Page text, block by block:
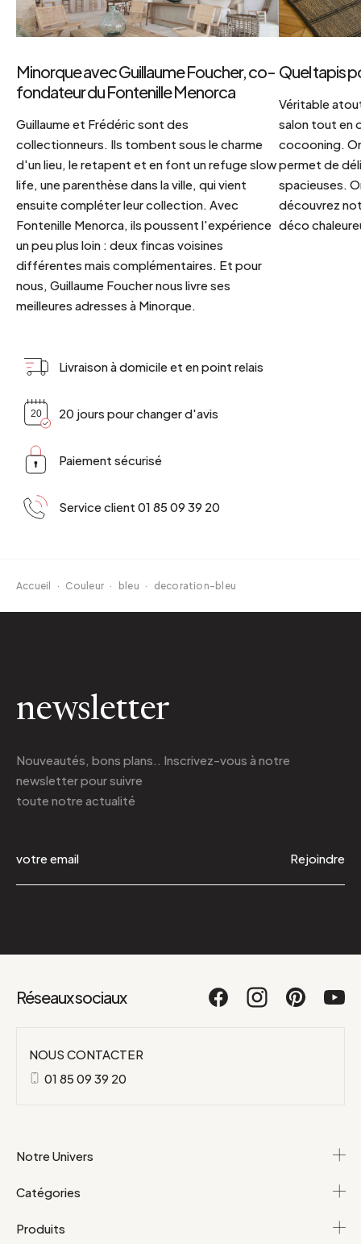
Minorque avec Guillaume Foucher, co-
fondateur du Fontenille Menorca
Guillaume et Frédéric sont des
collectionneurs. Ils tombent sous le charme
d'un lieu, le retapent et en font un refuge slow
life, une parenthèse dans la ville, qui vient
ensuite compléter leur collection. Avec
Fontenille Menorca, ils poussent l'expérience
un peu plus loin : deux fincas voisines
différentes mais complémentaires. Et pour
nous, Guillaume Foucher nous livre ses
meilleures adresses à Minorque.
Quel tapis
Véritable
salon tout en
cocooning.
permet de
spacieuses.
découvrez
déco
Livraison à domicile et en point relais
20 jours pour changer d'avis
Paiement sécurisé
Service client 01 85 09 39 20
Accueil · Couleur · bleu · decoration-bleu
newsletter
Nouveautés, bons plans.. Inscrivez-vous à notre
newsletterpour suivre
toute notre actualité
Rejoindre
Réseaux sociaux
NOUS CONTACTER
01 85 09 39 20
Notre Univers
Catégories
Produits